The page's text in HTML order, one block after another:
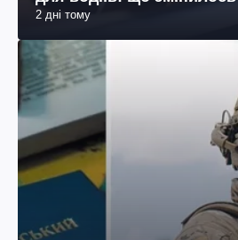
2 дні тому